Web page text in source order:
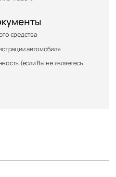
средства
автомобиля
(если Вы не являетесь